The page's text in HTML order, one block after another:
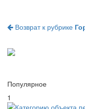
Возврат к рубрике
Популярное
1